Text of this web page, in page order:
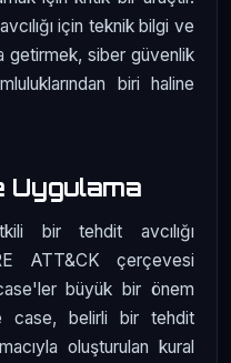
için teknik bilgi ve
getirmek, siber güvenlik
biri haline
Uygulama
bir tehdit avcılığı
ATT&CK çerçevesi
büyük bir önem
case, belirli bir tehdit
oluşturulan kural